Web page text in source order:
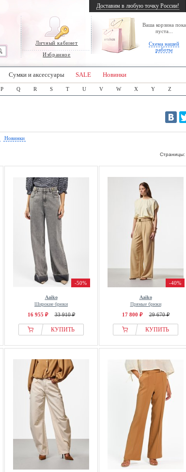
Личный кабинет
Избранное
Ваша корзина пока
пуста...
Схема нашей
работы
Доставим в любую точку России!
Сумки и аксессуары SALE Новинки
P Q R S T U V W X Y Z
Новинки
Страницы:
-50%
Aaiko
Широкие брюки
16 955 ₽ 33 910 ₽
КУПИТЬ
-40%
Aaiko
Прямые брюки
17 800 ₽ 29 670 ₽
КУПИТЬ